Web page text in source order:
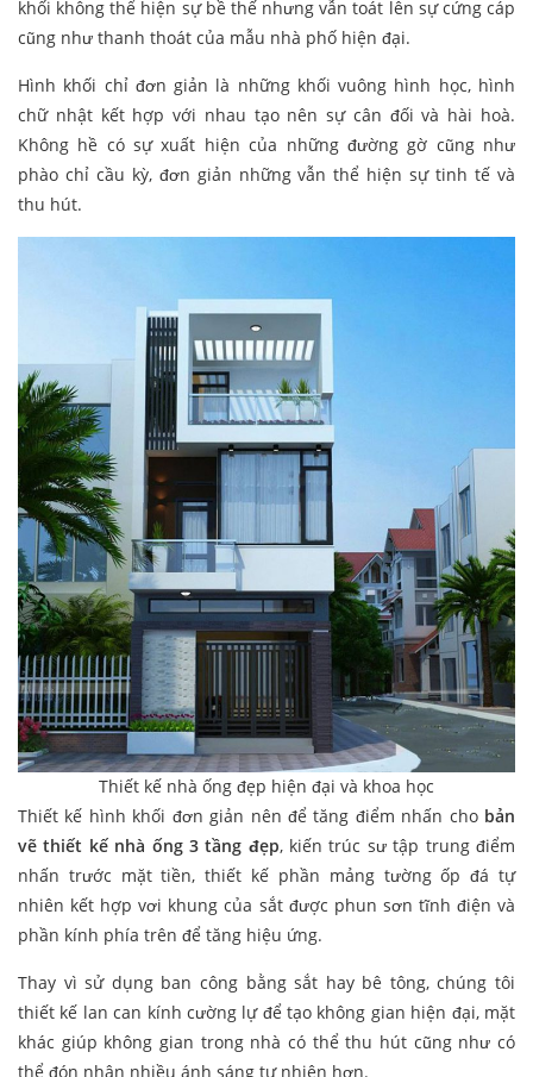
khối không thể hiện sự bề thế nhưng vẫn toát lên sự cứng cáp
cũng như thanh thoát của mẫu nhà phố hiện đại.
Hình khối chỉ đơn giản là những khối vuông hình học, hình
chữ nhật kết hợp với nhau tạo nên sự cân đối và hài hoà.
Không hề có sự xuất hiện của những đường gờ cũng như
phào chỉ cầu kỳ, đơn giản những vẫn thể hiện sự tinh tế và
thu hút.
Thiết kế nhà ống đẹp hiện đại và khoa học
Thiết kế hình khối đơn giản nên để tăng điểm nhấn cho bản
vẽ thiết kế nhà ống 3 tầng đẹp, kiến trúc sư tập trung điểm
nhấn trước mặt tiền, thiết kế phần mảng tường ốp đá tự
nhiên kết hợp vơi khung của sắt được phun sơn tĩnh điện và
phần kính phía trên để tăng hiệu ứng.
Thay vì sử dụng ban công bằng sắt hay bê tông, chúng tôi
thiết kế lan can kính cường lự để tạo không gian hiện đại, mặt
khác giúp không gian trong nhà có thể thu hút cũng như có
thể đón nhận nhiều ánh sáng tự nhiên hơn.